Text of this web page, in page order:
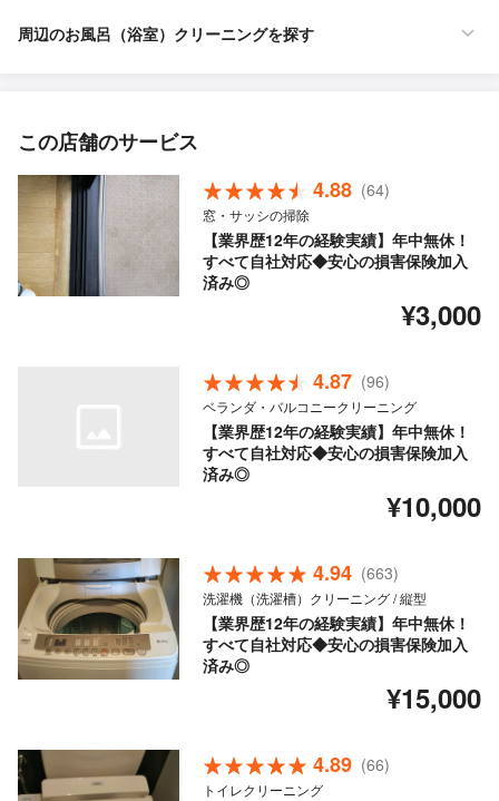
周辺のお風呂（浴室）クリーニングを探す
この店舗のサービス
4.88 (64)
窓・サッシの掃除
【業界歴12年の経験実績】年中無休！
すべて自社対応◆安心の損害保険加入
済み◎
¥3,000
4.87 (96)
ベランダ・バルコニークリーニング
【業界歴12年の経験実績】年中無休！
すべて自社対応◆安心の損害保険加入
済み◎
¥10,000
4.94 (663)
洗濯機（洗濯槽）クリーニング / 縦型
【業界歴12年の経験実績】年中無休！
すべて自社対応◆安心の損害保険加入
済み◎
¥15,000
4.89 (66)
トイレクリーニング